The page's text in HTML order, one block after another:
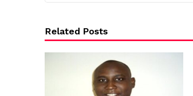
Related Posts